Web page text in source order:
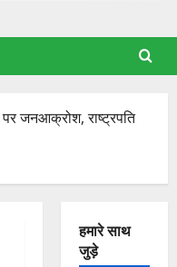
जनआक्रोश, राष्ट्रपति
हमारे साथ
जुड़े